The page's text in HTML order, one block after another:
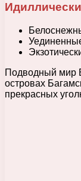
Подводный мир
островах
прекрасных